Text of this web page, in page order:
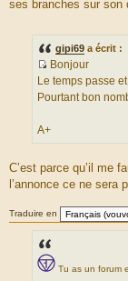
m
s
s
a
g
ses branches sur son
gipi69 a écrit :
S
o
r
d
u
e
s
s
a
Bonjour
Le temps passe
Pourtant bon
A+
C’est parce qu’il me
l’annonce ce ne sera
Traduire en
Tu as un forum